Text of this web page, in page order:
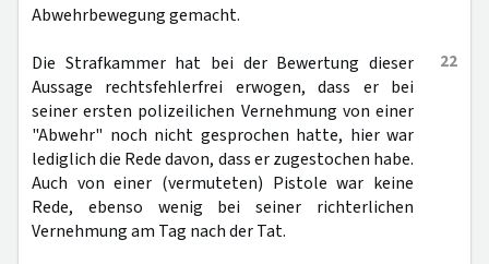
Abwehrbewegung gemacht.
22
Die Strafkammer hat bei der Bewertung dieser
Aussage rechtsfehlerfrei erwogen, dass er bei
seiner ersten polizeilichen Vernehmung von einer
"Abwehr" noch nicht gesprochen hatte, hier war
lediglich die Rede davon, dass er zugestochen habe.
Auch von einer (vermuteten) Pistole war keine
Rede, ebenso wenig bei seiner richterlichen
Vernehmung am Tag nach der Tat.